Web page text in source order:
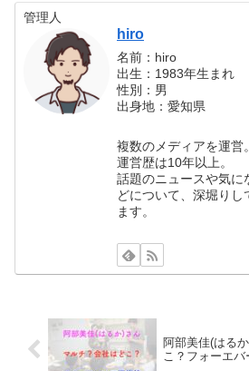
管理人
hiro
名前：hiro
出生：1983年生まれ
性別：男
出身地：愛知県
複数のメディアを運営。
運営歴は10年以上。
話題のニュースや気に
どについて、深堀りし
ます。
阿部美佳(はる
こ？フォーエバ